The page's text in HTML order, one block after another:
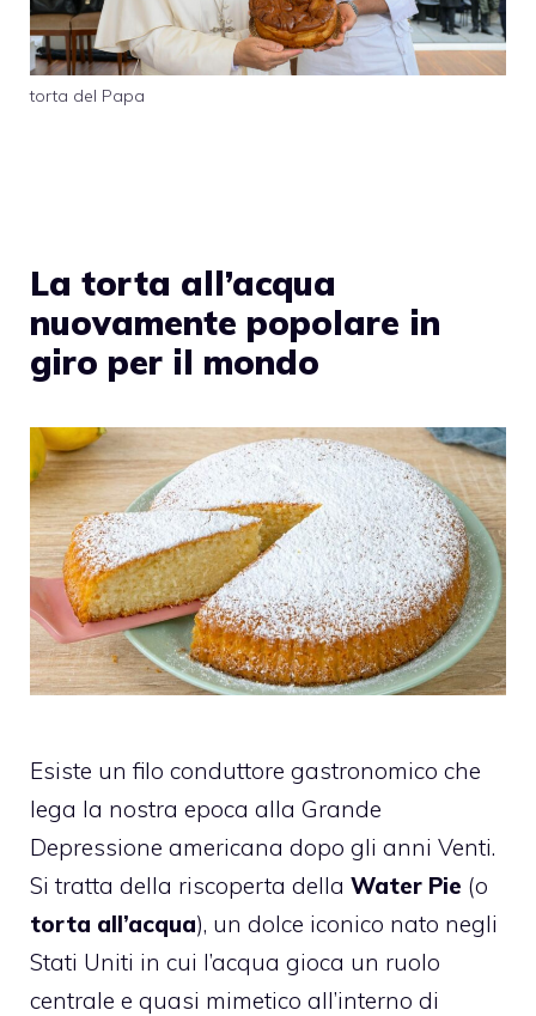
torta del Papa
La torta all’acqua
nuovamente popolare in
giro per il mondo
Esiste un filo conduttore gastronomico che
lega la nostra epoca alla Grande
Depressione americana dopo gli anni Venti.
Si tratta della riscoperta della Water Pie (o
torta all’acqua), un dolce iconico nato negli
Stati Uniti in cui l’acqua gioca un ruolo
centrale e quasi mimetico all’interno di